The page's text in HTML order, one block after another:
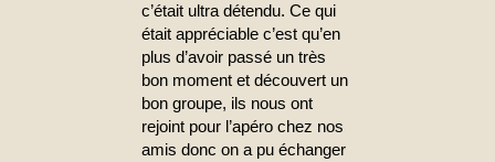
c’était ultra détendu. Ce qui
était appréciable c’est qu’en
plus d’avoir passé un très
bon moment et découvert un
bon groupe, ils nous ont
rejoint pour l’apéro chez nos
amis donc on a pu échanger